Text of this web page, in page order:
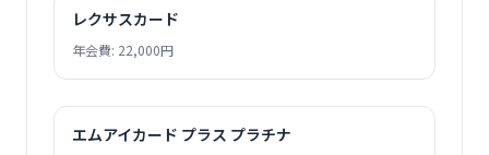
レクサスカード
年会費: 22,000円
エムアイカード プラス プラチナ